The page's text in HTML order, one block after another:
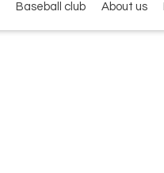
Baseball club About us